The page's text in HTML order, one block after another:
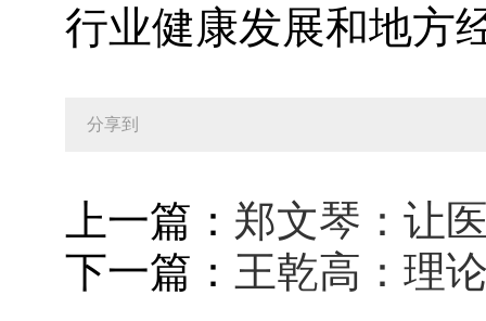
行业健康发展和地方
分享到
上一篇： 郑文琴：让
下一篇： 王乾高：理